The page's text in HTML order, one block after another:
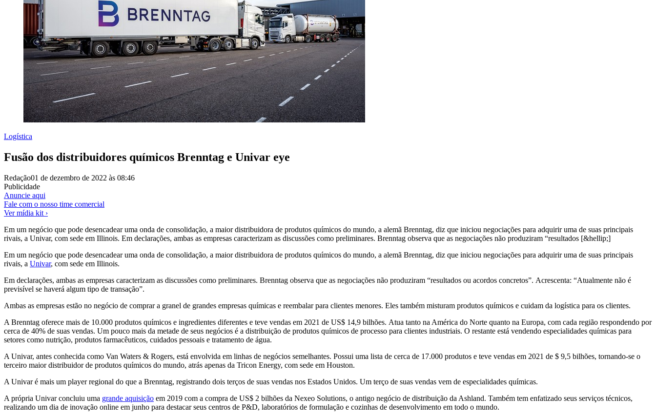
Logística
Fusão dos distribuidores químicos Brenntag e Univar eye
Redação01 de dezembro de 2022 às 08:46
Publicidade
Anuncie aqui
Fale com o nosso time comercial
Ver mídia kit ›
Em um negócio que pode desencadear uma onda de consolidação, a maior distribuidora de produtos químicos do mundo, a alemã Brenntag, diz que iniciou negociações para adquirir uma de suas principais
rivais, a Univar, com sede em Illinois. Em declarações, ambas as empresas caracterizam as discussões como preliminares. Brenntag observa que as negociações não produziram “resultados [&hellip;]
Em um negócio que pode desencadear uma onda de consolidação, a maior distribuidora de produtos químicos do mundo, a alemã Brenntag, diz que iniciou negociações para adquirir uma de suas principais
rivais, a Univar, com sede em Illinois.
Em declarações, ambas as empresas caracterizam as discussões como preliminares. Brenntag observa que as negociações não produziram “resultados ou acordos concretos”. Acrescenta: “Atualmente não é
previsível se haverá algum tipo de transação”.
Ambas as empresas estão no negócio de comprar a granel de grandes empresas químicas e reembalar para clientes menores. Eles também misturam produtos químicos e cuidam da logística para os clientes.
A Brenntag oferece mais de 10.000 produtos químicos e ingredientes diferentes e teve vendas em 2021 de US$ 14,9 bilhões. Atua tanto na América do Norte quanto na Europa, com cada região respondendo por
cerca de 40% de suas vendas. Um pouco mais da metade de seus negócios é a distribuição de produtos químicos de processo para clientes industriais. O restante está vendendo especialidades químicas para
setores como nutrição, produtos farmacêuticos, cuidados pessoais e tratamento de água.
A Univar, antes conhecida como Van Waters & Rogers, está envolvida em linhas de negócios semelhantes. Possui uma lista de cerca de 17.000 produtos e teve vendas em 2021 de $ 9,5 bilhões, tornando-se o
terceiro maior distribuidor de produtos químicos do mundo, atrás apenas da Tricon Energy, com sede em Houston.
A Univar é mais um player regional do que a Brenntag, registrando dois terços de suas vendas nos Estados Unidos. Um terço de suas vendas vem de especialidades químicas.
A própria Univar concluiu uma grande aquisição em 2019 com a compra de US$ 2 bilhões da Nexeo Solutions, o antigo negócio de distribuição da Ashland. Também tem enfatizado seus serviços técnicos,
realizando um dia de inovação online em junho para destacar seus centros de P&D, laboratórios de formulação e cozinhas de desenvolvimento em todo o mundo.